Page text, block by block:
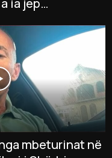
ia jep
mbeturinat në